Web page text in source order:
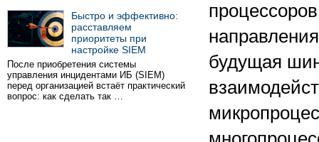
Быстро и эффективно:
расставляем
приоритеты при
настройке SIEM
После приобретения системы
управления инцидентами ИБ (SIEM)
перед организацией встаёт практический
вопрос: как сделать так …
будущая